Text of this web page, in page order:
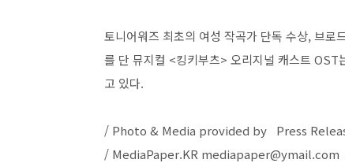
토니어워즈 최초의 여성 작곡가 단독 수상, 브로
를 단 뮤지컬 <킹키부츠> 오리지널 캐스트 OST
고 있다.
/ Photo & Media provided by Press
/ MediaPaper.KR mediapaper@ymail.com